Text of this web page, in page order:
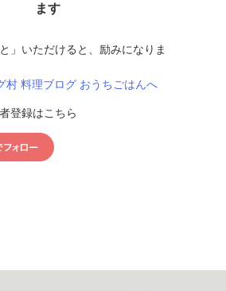
ます
」いただけると、励みになりま
登録はこちら